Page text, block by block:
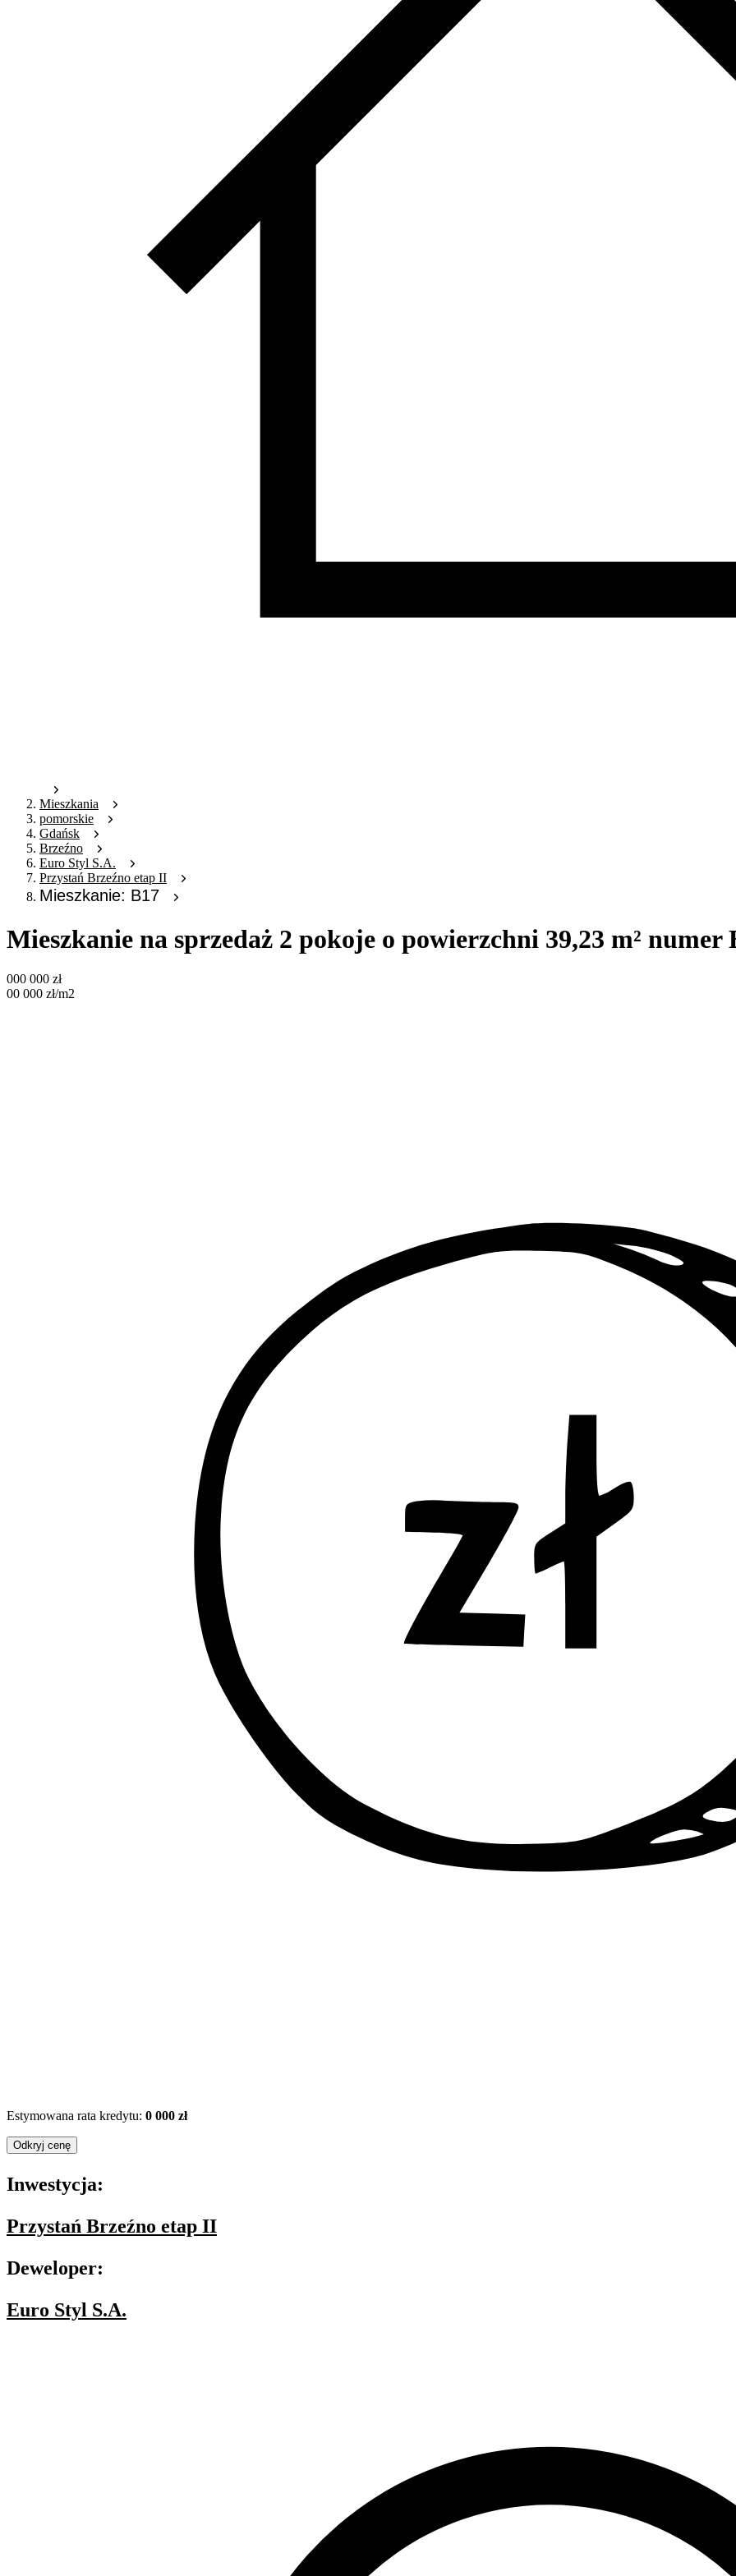
Mieszkania
pomorskie
Gdańsk
Brzeźno
Euro Styl S.A.
Przystań Brzeźno etap II
Mieszkanie: B17
Mieszkanie na sprzedaż 2 pokoje o powierzchni 39,23 m² numer
000 000 zł
00 000 zł/m2
Estymowana rata kredytu: 0 000 zł
Odkryj cenę
Inwestycja:
Przystań Brzeźno etap II
Deweloper:
Euro Styl S.A.